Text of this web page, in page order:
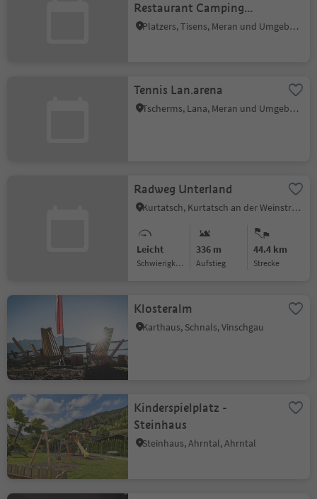
Restaurant Camping
Tisens
Platzers, Tisens, Meran und Umgebung
Tennis Lan.arena
Tscherms, Lana, Meran und Umgebung
Radweg Unterland
Kurtatsch, Kurtatsch an der Weinstraße, Südtiroler Weinstraße
Leicht
Schwierigkeitsgrad
336 m
Aufstieg
44.4 km
Strecke
Klosteralm
Karthaus, Schnals, Vinschgau
Kinderspielplatz -
Steinhaus
Steinhaus, Ahrntal, Ahrntal